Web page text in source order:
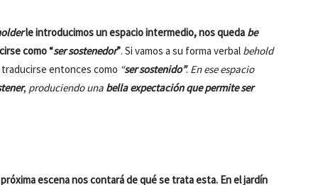
le introducimos un espacio intermedio, nos queda be
como “ser sostenedor”. Si vamos a su forma verbal behold
entonces como “ser sostenido”. En ese espacio
, produciendo una bella expectación que permite ser
escena nos contará de qué se trata esta. En el jardín